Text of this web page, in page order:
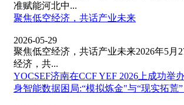
准赋能河北中...
​聚焦低空经济，共话产业未来
2026-05-29
聚焦低空经济，共话产业未来2026年5月
经济，共...
YOCSEF济南在CCF YEF 2026上成功举
身智能数据困局:“模拟炼金"与“现实拓荒